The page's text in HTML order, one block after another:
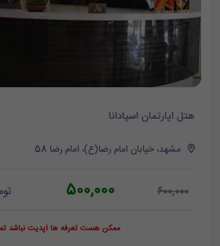
هتل اپارتمان اسپادانا
مشهد، خیابان امام رضا(ع)، امام رضا 58
600,000
500,000
ممکن هست تعرفه ها آپدیت نباشد